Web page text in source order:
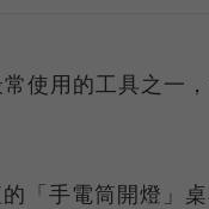
使用的工具之一
「手電筒開燈」